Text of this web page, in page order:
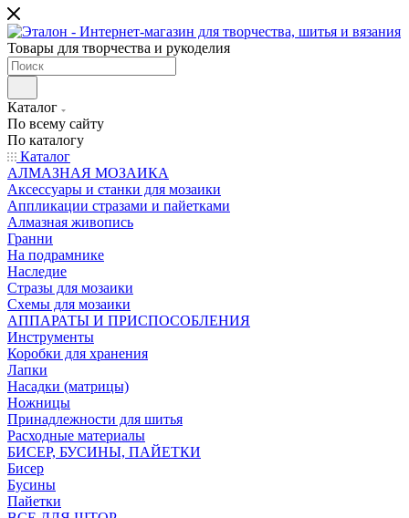
Товары для творчества и рукоделия
Каталог
По всему сайту
По каталогу
Каталог
АЛМАЗНАЯ МОЗАИКА
Аксессуары и станки для мозаики
Аппликации стразами и пайетками
Алмазная живопись
Гранни
На подрамнике
Наследие
Стразы для мозаики
Схемы для мозаики
АППАРАТЫ И ПРИСПОСОБЛЕНИЯ
Инструменты
Коробки для хранения
Лапки
Насадки (матрицы)
Ножницы
Принадлежности для шитья
Расходные материалы
БИСЕР, БУСИНЫ, ПАЙЕТКИ
Бисер
Бусины
Пайетки